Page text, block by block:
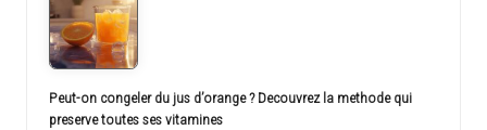
Peut-on congeler du jus d’orange ? Decouvrez la methode qui
preserve toutes ses vitamines